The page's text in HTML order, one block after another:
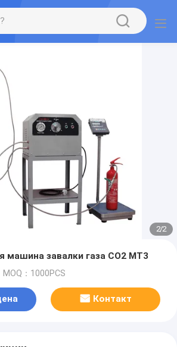
2/2
машина завалки газа СО2 MT3
MOQ：1000PCS
Контакт